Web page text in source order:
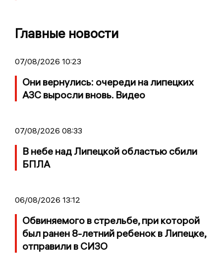
Главные новости
07/08/2026 10:23
Они вернулись: очереди на липецких
АЗС выросли вновь. Видео
07/08/2026 08:33
В небе над Липецкой областью сбили
БПЛА
06/08/2026 13:12
Обвиняемого в стрельбе, при которой
был ранен 8-летний ребенок в Липецке,
отправили в СИЗО